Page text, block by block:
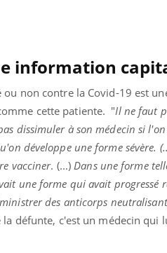
information
ou non contre la Covid-19 est
cette patiente. "Il ne faut
dissimuler à son médecin si
développe une forme
vacciner. (...) Dans une forme
une forme qui avait progressé
des anticorps
la défunte, c'est un médecin